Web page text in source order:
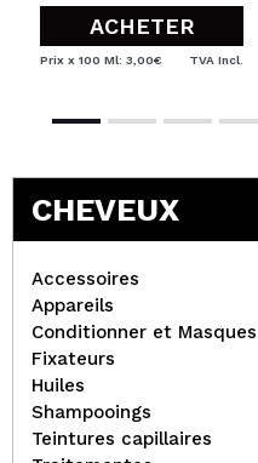
ACHETER
Prix x 100 Ml: 3,00€ TVA Incl.
CHEVEUX
Accessoires
Appareils
Conditionner et Masques
Fixateurs
Huiles
Shampooings
Teintures capillaires